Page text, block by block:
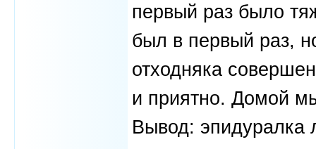
первый раз было
был в первый раз,
отходняка
и приятно. Домой
Вывод: